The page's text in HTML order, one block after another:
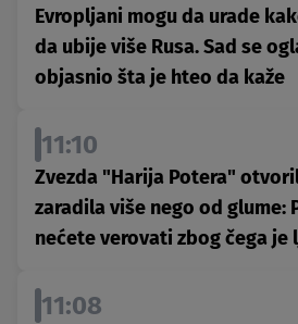
Evropljani mogu da urade
da ubije više Rusa. Sad se
objasnio šta je hteo da kaže
11:10
Zvezda "Harija Potera"
zaradila više nego od glume:
nećete verovati zbog čega je
11:08